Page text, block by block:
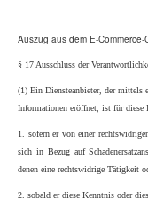
Auszug aus dem E-
§ 17 Ausschluss der
(1) Ein Diensteanbieter, der mittels
Informationen eröffnet, ist für diese
1. sofern er von einer
sich in Bezug auf
denen eine rechtswidrige Tätigkeit
2. sobald er diese Kenntnis oder